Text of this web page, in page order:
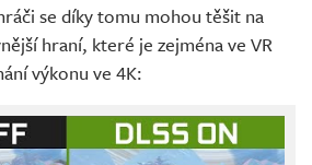
se díky tomu mohou těšit na
hraní, které je zejména ve VR
výkonu ve 4K: